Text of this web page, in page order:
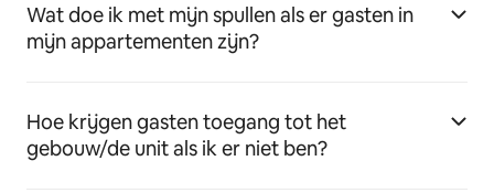
Wat doe ik met mijn spullen als er gasten in
mijn appartementen zijn?
Hoe krijgen gasten toegang tot het
gebouw/de unit als ik er niet ben?